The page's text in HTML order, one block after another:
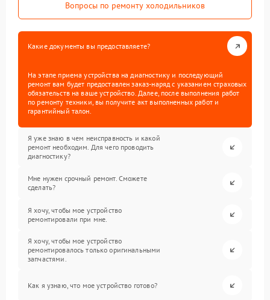
Вопросы по ремонту холодильников
Какие документы вы предоставляете?
На этапе приема устройства на диагностику и последующий
ремонт вам будет предоставлен заказ-наряд с указанием страховых
обязательств на ваше устройство. Далее, после выполнения работ
по ремонту техники, вы получите акт выполненных работ и
гарантийный талон.
Я уже знаю в чем неисправность и какой
ремонт необходим. Для чего проводить
диагностику?
Мне нужен срочный ремонт. Сможете
сделать?
Я хочу, чтобы мое устройство
ремонтировали при мне.
Я хочу, чтобы мое устройство
ремонтировалось только оригинальными
запчастями.
Как я узнаю, что мое устройство готово?